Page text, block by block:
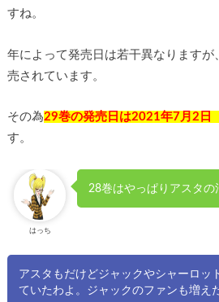
すね。
年によって発売日は若干異なりますが
売されています。
その為29巻の発売日は2021年7月2日
す。
はっち
28巻はやっぱりアスタの
アスタもだけどジャックやシャーロッ
ていたわよ。ジャックのファンも増え